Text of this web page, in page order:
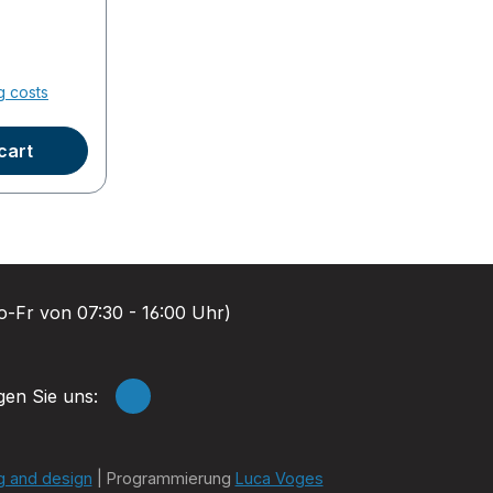
mm mit
costs
Fr von 07:30 - 16:00 Uhr)
Sie uns:
and design | Programmierung Luca Voges